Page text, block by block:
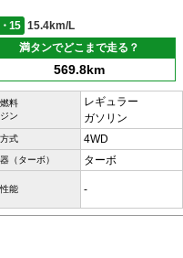
15
15.4km/L
満タンでどこまで走る？
569.8km
料
ン
レギュラー
ガソリン
式 4WD
（ターボ） ターボ
能 -